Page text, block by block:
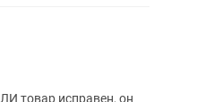
товар исправен, он